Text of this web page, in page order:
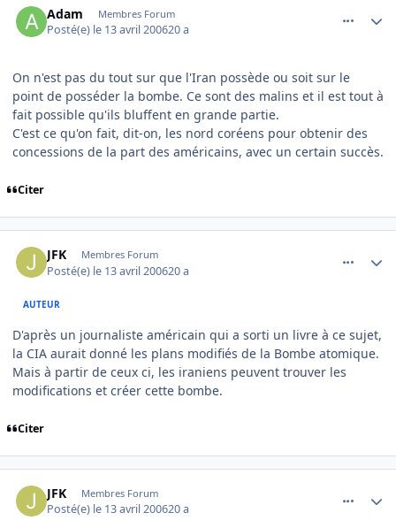
Adam Membres Forum
Posté(e) le 13 avril 200620 a
On n'est pas du tout sur que l'Iran possède ou soit sur le
point de posséder la bombe. Ce sont des malins et il est tout à
fait possible qu'ils bluffent en grande partie.
C'est ce qu'on fait, dit-on, les nord coréens pour obtenir des
concessions de la part des américains, avec un certain succès.
Citer
JFK Membres Forum
Posté(e) le 13 avril 200620 a
AUTEUR
D'après un journaliste américain qui a sorti un livre à ce sujet,
la CIA aurait donné les plans modifiés de la Bombe atomique.
Mais à partir de ceux ci, les iraniens peuvent trouver les
modifications et créer cette bombe.
Citer
JFK Membres Forum
Posté(e) le 13 avril 200620 a